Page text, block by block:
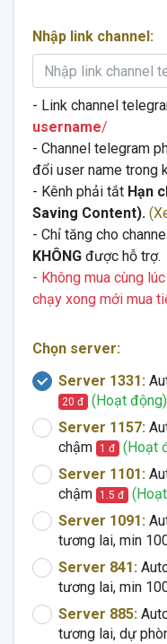
Nhập link channel:
- Link channel
username/
- Channel telegram
đổi user name trong
- Kênh phải tắt Hạn
Saving Content).
- Chỉ tăng cho
KHÔNGđược hỗ trợ.
- Không mua cùng
chạy xong mới mua
Chọn server:
Server 1331:
20 đ (Hoạt động)
Server 1157:
chậm
1 đ (Hoạt
Server 1101:
chậm
1.5 đ
Server 1091:
tương lai, min
Server 841:
tương lai, min
Server 885:
tương lai, dự